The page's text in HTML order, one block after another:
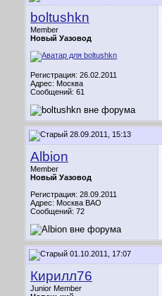
boltushkn
Member
Новый Уазовод
Регистрация: 26.02.2011
Адрес: Москва
Сообщений: 61
28.09.2011, 15:13
Albion
Member
Новый Уазовод
Регистрация: 28.09.2011
Адрес: Москва ВАО
Сообщений: 72
01.10.2011, 17:07
Кирилл76
Junior Member